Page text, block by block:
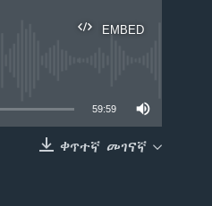
EMBED
59:59
ቀጥተኛ መገናኛ